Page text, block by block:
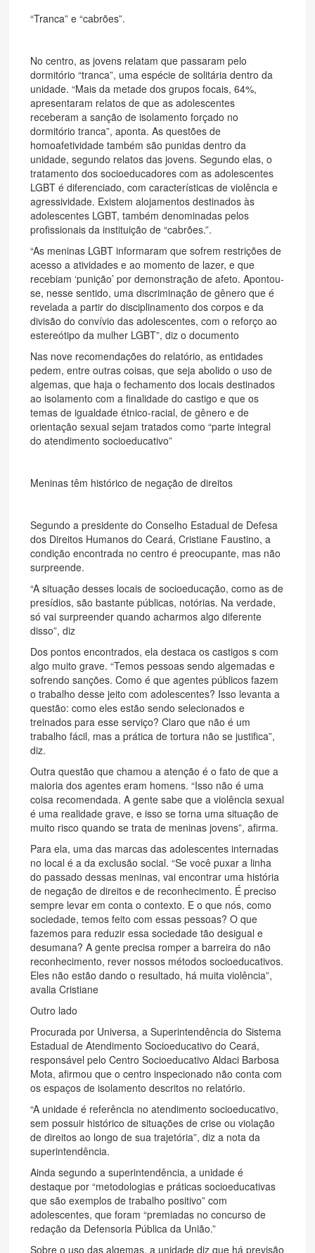
“Tranca” e “cabrões”.
No centro, as jovens relatam que passaram pelo
dormitório “tranca”, uma espécie de solitária dentro da
unidade. “Mais da metade dos grupos focais, 64%,
apresentaram relatos de que as adolescentes
receberam a sanção de isolamento forçado no
dormitório tranca”, aponta. As questões de
homoafetividade também são punidas dentro da
unidade, segundo relatos das jovens. Segundo elas, o
tratamento dos socioeducadores com as adolescentes
LGBT é diferenciado, com características de violência e
agressividade. Existem alojamentos destinados às
adolescentes LGBT, também denominadas pelos
profissionais da instituição de “cabrões.”.
“As meninas LGBT informaram que sofrem restrições de
acesso a atividades e ao momento de lazer, e que
recebiam ‘punição’ por demonstração de afeto. Apontou-
se, nesse sentido, uma discriminação de gênero que é
revelada a partir do disciplinamento dos corpos e da
divisão do convívio das adolescentes, com o reforço ao
estereótipo da mulher LGBT”, diz o documento
Nas nove recomendações do relatório, as entidades
pedem, entre outras coisas, que seja abolido o uso de
algemas, que haja o fechamento dos locais destinados
ao isolamento com a finalidade do castigo e que os
temas de igualdade étnico-racial, de gênero e de
orientação sexual sejam tratados como “parte integral
do atendimento socioeducativo”
Meninas têm histórico de negação de direitos
Segundo a presidente do Conselho Estadual de Defesa
dos Direitos Humanos do Ceará, Cristiane Faustino, a
condição encontrada no centro é preocupante, mas não
surpreende.
“A situação desses locais de socioeducação, como as de
presídios, são bastante públicas, notórias. Na verdade,
só vai surpreender quando acharmos algo diferente
disso”, diz
Dos pontos encontrados, ela destaca os castigos s com
algo muito grave. “Temos pessoas sendo algemadas e
sofrendo sanções. Como é que agentes públicos fazem
o trabalho desse jeito com adolescentes? Isso levanta a
questão: como eles estão sendo selecionados e
treinados para esse serviço? Claro que não é um
trabalho fácil, mas a prática de tortura não se justifica”,
diz.
Outra questão que chamou a atenção é o fato de que a
maioria dos agentes eram homens. “Isso não é uma
coisa recomendada. A gente sabe que a violência sexual
é uma realidade grave, e isso se torna uma situação de
muito risco quando se trata de meninas jovens”, afirma.
Para ela, uma das marcas das adolescentes internadas
no local é a da exclusão social. “Se você puxar a linha
do passado dessas meninas, vai encontrar uma história
de negação de direitos e de reconhecimento. É preciso
sempre levar em conta o contexto. E o que nós, como
sociedade, temos feito com essas pessoas? O que
fazemos para reduzir essa sociedade tão desigual e
desumana? A gente precisa romper a barreira do não
reconhecimento, rever nossos métodos socioeducativos.
Eles não estão dando o resultado, há muita violência”,
avalia Cristiane
Outro lado
Procurada por Universa, a Superintendência do Sistema
Estadual de Atendimento Socioeducativo do Ceará,
responsável pelo Centro Socioeducativo Aldaci Barbosa
Mota, afirmou que o centro inspecionado não conta com
os espaços de isolamento descritos no relatório.
“A unidade é referência no atendimento socioeducativo,
sem possuir histórico de situações de crise ou violação
de direitos ao longo de sua trajetória”, diz a nota da
superintendência.
Ainda segundo a superintendência, a unidade é
destaque por “metodologias e práticas socioeducativas
que são exemplos de trabalho positivo” com
adolescentes, que foram “premiadas no concurso de
redação da Defensoria Pública da União.”
Sobre o uso das algemas, a unidade diz que há previsão